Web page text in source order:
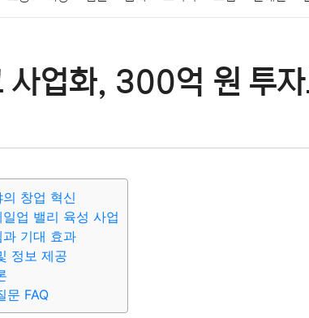
사회 정치 건강 의료 의학 경제 마케팅 부
사업화, 300억 원 투
창업 혁신
업 밸리 육성 사업
기대 효과
정보 제공
문 FAQ